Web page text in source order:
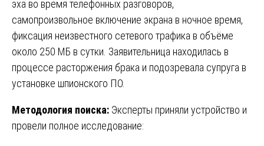
эха во время телефонных разговоров,
самопроизвольное включение экрана в ночное время,
фиксация неизвестного сетевого трафика в объёме
около 250 МБ в сутки. Заявительница находилась в
процессе расторжения брака и подозревала супруга в
установке шпионского ПО.
Методология поиска: Эксперты приняли устройство и
провели полное исследование: